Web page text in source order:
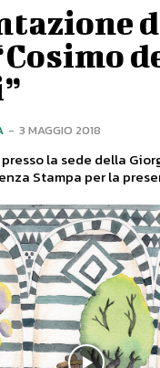
- 3 MAGGIO 2018
la sede della
Stampa per la